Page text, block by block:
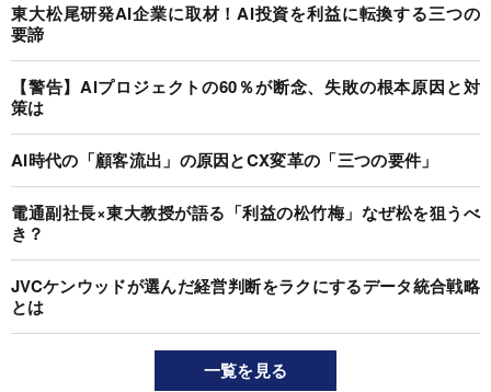
東大松尾研発AI企業に取材！AI投資を利益に転換する三つの
要諦
【警告】AIプロジェクトの60％が断念、失敗の根本原因と対
策は
AI時代の「顧客流出」の原因とCX変革の「三つの要件」
電通副社長×東大教授が語る「利益の松竹梅」なぜ松を狙うべ
き？
JVCケンウッドが選んだ経営判断をラクにするデータ統合戦略
とは
一覧を見る